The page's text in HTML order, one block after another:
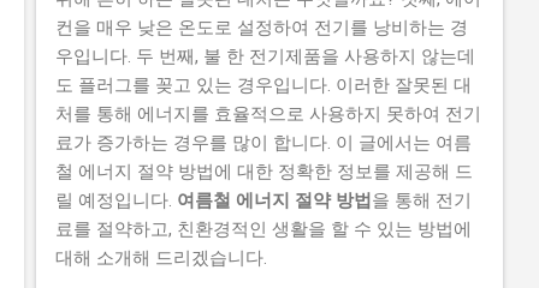
연장 공고는 중소벤처기업부 에서 추진하는 사업으로, 중
소기업의 경쟁력을 강화하고 일자리를 창출하는 것을 목
표로 합니다. 지원 규모는 총 5천만 원 이고, 연간 선발 인
원은 100개사 입니다. 경쟁률은 10:1 로 높습니다. 유사 사
업과 비교 (예비 초기 등 구체적 차이점) 2026년 -브랜드
챌린지 참여기업 모집 연장 공고와 유사한 사업으...
컨을 매우 낮은 온도로 설정하여 전기를 낭비하는 경
우입니다. 두 번째, 불 한 전기제품을 사용하지 않는데
도 플러그를 꽂고 있는 경우입니다. 이러한 잘못된 대
처를 통해 에너지를 효율적으로 사용하지 못하여 전기
료가 증가하는 경우를 많이 합니다. 이 글에서는 여름
철 에너지 절약 방법에 대한 정확한 정보를 제공해 드
릴 예정입니다. 여름철 에너지 절약 방법 을 통해 전기
료를 절약하고, 친환경적인 생활을 할 수 있는 방법에
대해 소개해 드리겠습니다.